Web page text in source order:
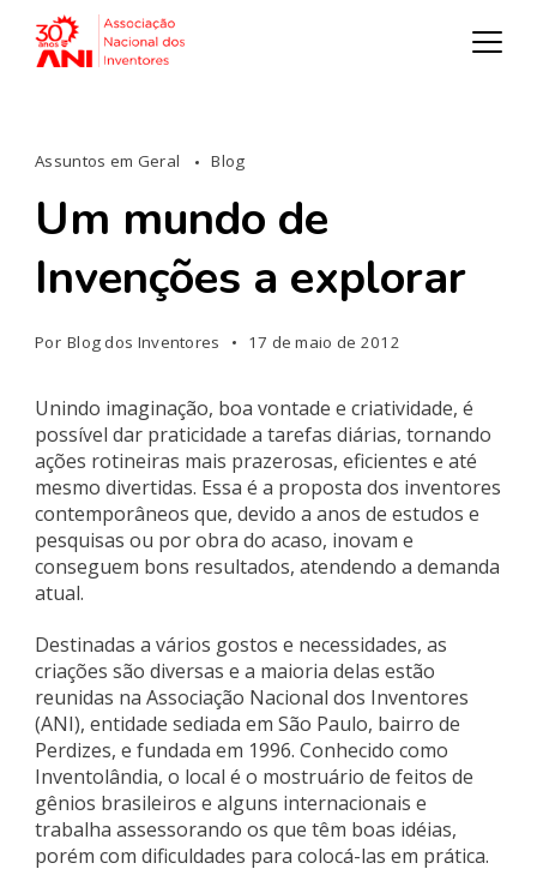
Assuntos em Geral Blog
Um mundo de
Invenções a explorar
Por Blog dos Inventores 17 de maio de 2012
Unindo imaginação, boa vontade e criatividade, é
possível dar praticidade a tarefas diárias, tornando
ações rotineiras mais prazerosas, eficientes e até
mesmo divertidas. Essa é a proposta dos inventores
contemporâneos que, devido a anos de estudos e
pesquisas ou por obra do acaso, inovam e
conseguem bons resultados, atendendo a demanda
atual.
Destinadas a vários gostos e necessidades, as
criações são diversas e a maioria delas estão
reunidas na Associação Nacional dos Inventores
(ANI), entidade sediada em São Paulo, bairro de
Perdizes, e fundada em 1996. Conhecido como
Inventolândia, o local é o mostruário de feitos de
gênios brasileiros e alguns internacionais e
trabalha assessorando os que têm boas idéias,
porém com dificuldades para colocá-las em prática.